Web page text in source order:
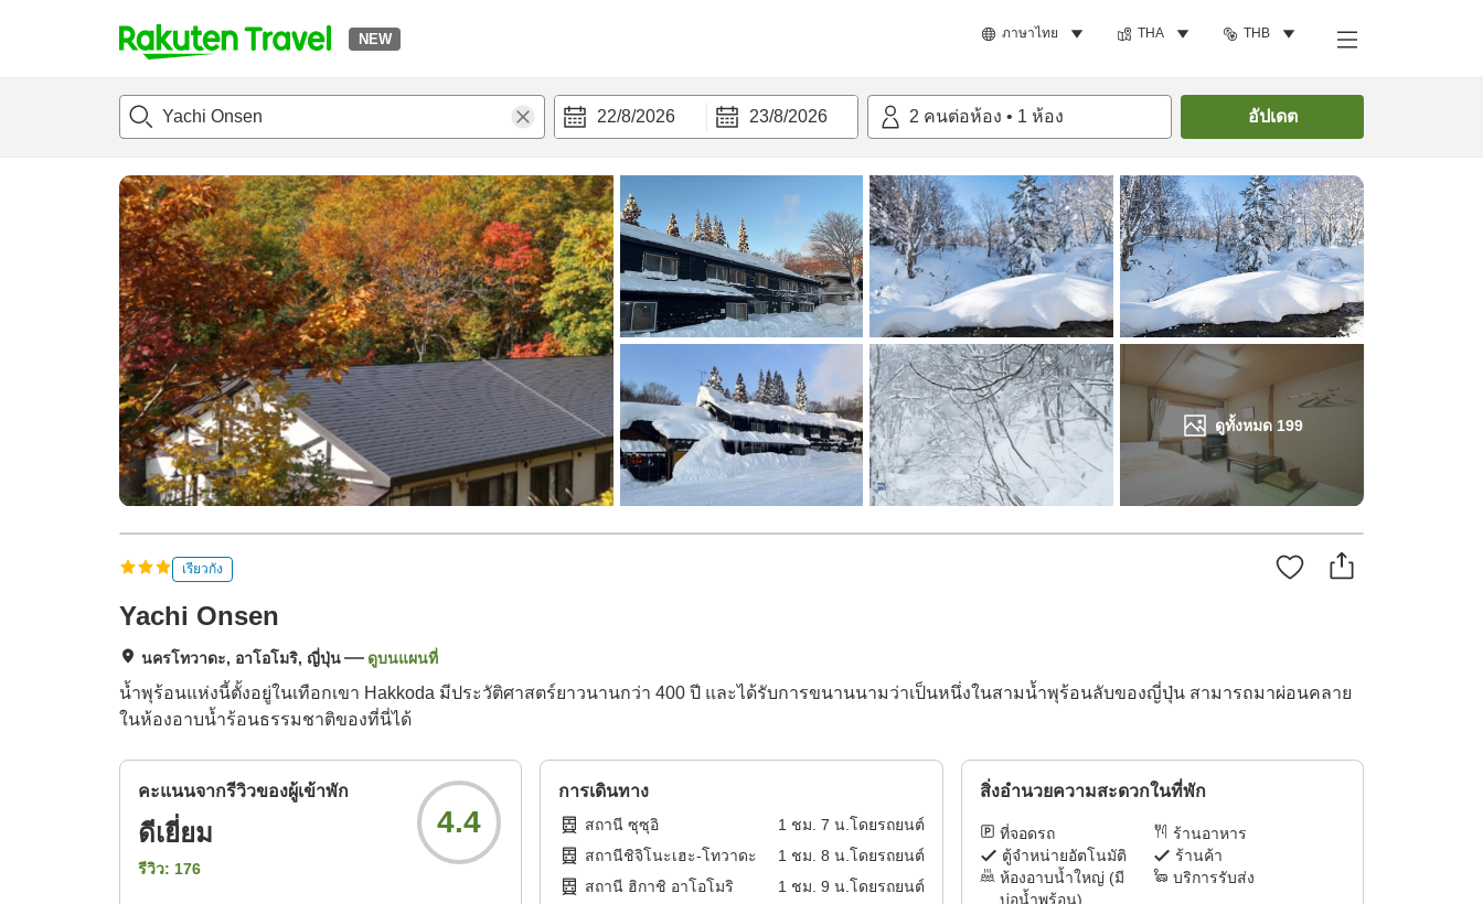
NEW ภาษาไทย THA THB
t
p
a
g
e
_
s
e
a
r
c
h
22/8/2026 23/8/2026 2 คนต่อห้อง • 1 ห้อง อัปเดต
ดูทั้งหมด 199
แนะนำที่พักห้องพักและแพลนพัก สิ่่งอำนวยความสะดวก ค้นหาห้องพัก
เรียวกัง
Yachi Onsen
นครโทวาดะ, อาโอโมริ, ญี่ปุ่น ดูบนแผนที่
น้ำพุร้อนแห่งนี้ตั้งอยู่ในเทือกเขา Hakkoda มีประวัติศาสตร์ยาวนานกว่า 400 ปี และได้รับการขนานนามว่าเป็นหนึ่งในสามน้ำพุร้อนลับของญี่ปุ่น สามารถมาผ่อนคลาย
ในห้องอาบน้ำร้อนธรรมชาติของที่นี่ได้
คะแนนจากรีวิวของผู้เข้าพัก
ดีเยี่ยม
รีวิว: 176
4.4
การเดินทาง
สถานี ซุซุอิ 1 ชม. 7 น.โดยรถยนต์
สถานีชิจิโนะเฮะ-โทวาดะ
1 ชม. 8 น.โดยรถยนต์
สถานี ฮิกาชิ อาโอโมริ
1 ชม. 9 น.โดยรถยนต์
สิ่งอำนวยความสะดวกในที่พัก
ที่จอดรถ
ร้านอาหาร
ตู้จำหน่ายอัตโนมัติ
ร้านค้า
ห้องอาบน้ำใหญ่ (มี
บ่อน้ำพุร้อน)
บริการรับส่ง